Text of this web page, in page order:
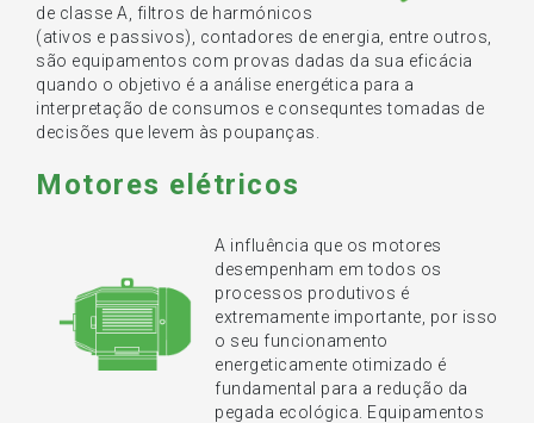
de classe A, filtros de harmónicos
(ativos e passivos), contadores de energia, entre outros,
são equipamentos com provas dadas da sua eficácia
quando o objetivo é a análise energética para a
interpretação de consumos e consequntes tomadas de
decisões que levem às poupanças.
Motores elétricos
A influência que os motores
desempenham em todos os
processos produtivos é
extremamente importante, por isso
o seu funcionamento
energeticamente otimizado é
fundamental para a redução da
pegada ecológica. Equipamentos